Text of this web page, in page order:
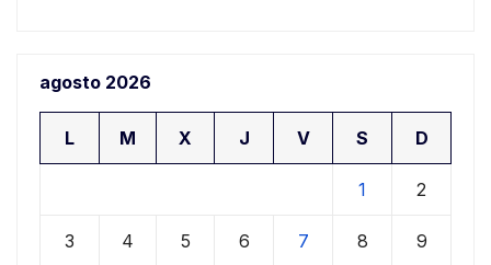
agosto 2026
L M X J V S D
1 2
3 4 5 6 7 8 9